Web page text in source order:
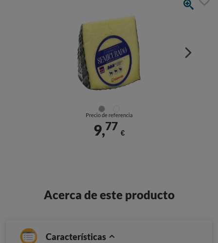
Precio de referencia
9,77
€
Acerca de este producto
Características